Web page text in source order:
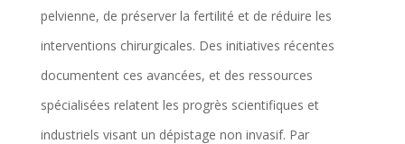
pelvienne, de préserver la fertilité et de réduire les
interventions chirurgicales. Des initiatives récentes
documentent ces avancées, et des ressources
spécialisées relatent les progrès scientifiques et
industriels visant un dépistage non invasif. Par